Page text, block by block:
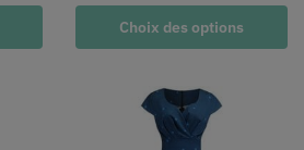
Choix des options